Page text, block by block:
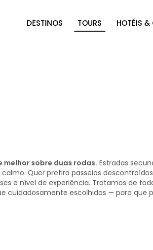
DESTINOS TOURS HOTÉIS &
sobre duas rodas. Estradas
Quer prefira passeios
e nível de experiência. Tratamos de
cuidadosamente escolhidos — para que